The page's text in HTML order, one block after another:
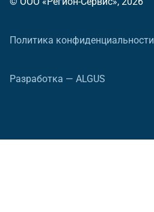
Политика конфиденциальности
Разработка — ALGUS